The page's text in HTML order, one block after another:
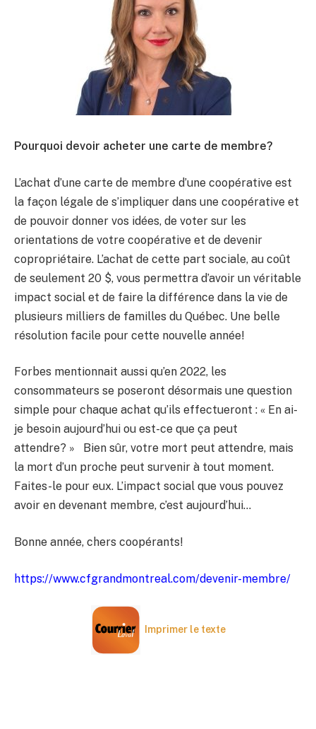
Pourquoi devoir acheter une carte de membre?
L’achat d’une carte de membre d’une coopérative est
la façon légale de s’impliquer dans une coopérative et
de pouvoir donner vos idées, de voter sur les
orientations de votre coopérative et de devenir
copropriétaire. L’achat de cette part sociale, au coût
de seulement 20 $, vous permettra d’avoir un véritable
impact social et de faire la différence dans la vie de
plusieurs milliers de familles du Québec. Une belle
résolution facile pour cette nouvelle année!
Forbes mentionnait aussi qu’en 2022, les
consommateurs se poseront désormais une question
simple pour chaque achat qu’ils effectueront : « En ai-
je besoin aujourd’hui ou est-ce que ça peut
attendre? » Bien sûr, votre mort peut attendre, mais
la mort d’un proche peut survenir à tout moment.
Faites-le pour eux. L’impact social que vous pouvez
avoir en devenant membre, c’est aujourd’hui…
Bonne année, chers coopérants!
https://www.cfgrandmontreal.com/devenir-membre/
Imprimer le texte